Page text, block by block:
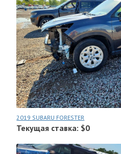
2019 SUBARU FORESTER
Текущая ставка: $0